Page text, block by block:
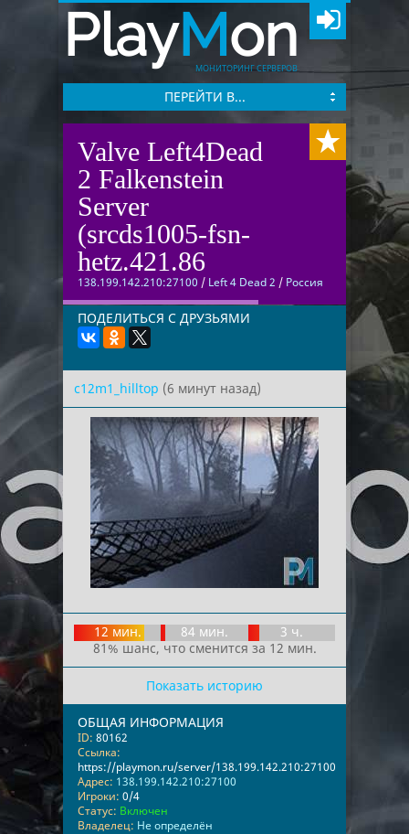
PlayMon
МОНИТОРИНГ СЕРВЕРОВ
ПЕРЕЙТИ В...
Valve Left4Dead
2 Falkenstein
Server
(srcds1005-fsn-
hetz.421.86
138.199.142.210:27100 / Left 4 Dead 2 / Россия
ПОДЕЛИТЬСЯ С ДРУЗЬЯМИ
c12m1_hilltop (6 минут назад)
12 мин. 84 мин.
3 ч.
81% шанс, что сменится за 12 мин.
Показать историю
ОБЩАЯ ИНФОРМАЦИЯ
ID: 80162
Ссылка:
https://playmon.ru/server/138.199.142.210:27100
Адрес: 138.199.142.210:27100
Игроки: 0/4
Статус: Включен
Владелец: Не определён